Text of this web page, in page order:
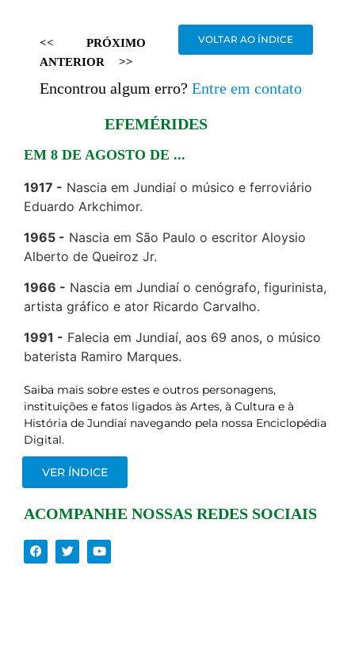
<<
ANTERIOR
PRÓXIMO
>>
VOLTAR AO ÍNDICE
Encontrou algum erro? Entre em contato
EFEMÉRIDES
EM 8 DE AGOSTO DE ...
1917
Nascia em Jundiaí o músico e ferroviário
Eduardo Arkchimor.
1965
Nascia em São Paulo o escritor Aloysio
Alberto de Queiroz Jr.
1966
Nascia em Jundiaí o cenógrafo, figurinista,
artista gráfico e ator Ricardo Carvalho.
1991
Falecia em Jundiaí, aos 69 anos, o músico
baterista Ramiro Marques.
Saiba mais sobre estes e outros personagens,
instituições e fatos ligados às Artes, à Cultura e à
História de Jundiaí navegando pela nossa Enciclopédia
Digital.
VER ÍNDICE
ACOMPANHE NOSSAS REDES SOCIAIS